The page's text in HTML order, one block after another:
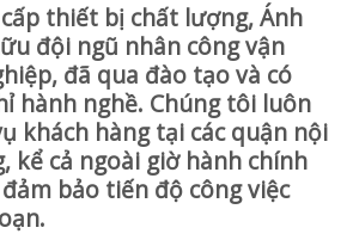
thiết bị chất lượng, Ánh
đội ngũ nhân công vận
đã qua đào tạo và có
hành nghề. Chúng tôi luôn
khách hàng tại các quận nội
kể cả ngoài giờ hành chính
bảo tiến độ công việc